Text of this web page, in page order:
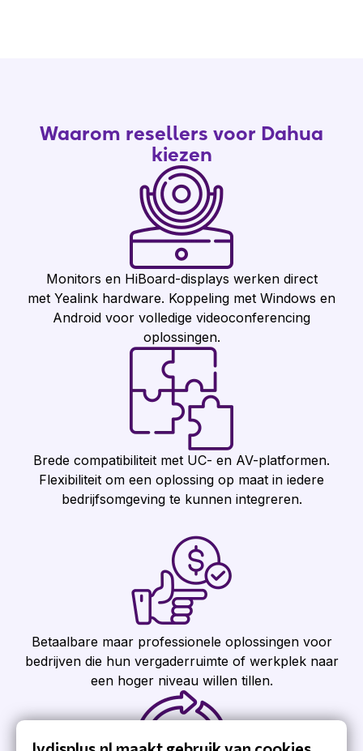
Waarom resellers voor Dahua
kiezen
Monitors en HiBoard-displays werken direct
met Yealink hardware. Koppeling met Windows en
Android voor volledige videoconferencing
oplossingen.
Brede compatibiliteit met UC- en AV-platformen.
Flexibiliteit om een oplossing op maat in iedere
bedrijfsomgeving te kunnen integreren.
Betaalbare maar professionele oplossingen voor
bedrijven die hun vergaderruimte of werkplek naar
een hoger niveau willen tillen.